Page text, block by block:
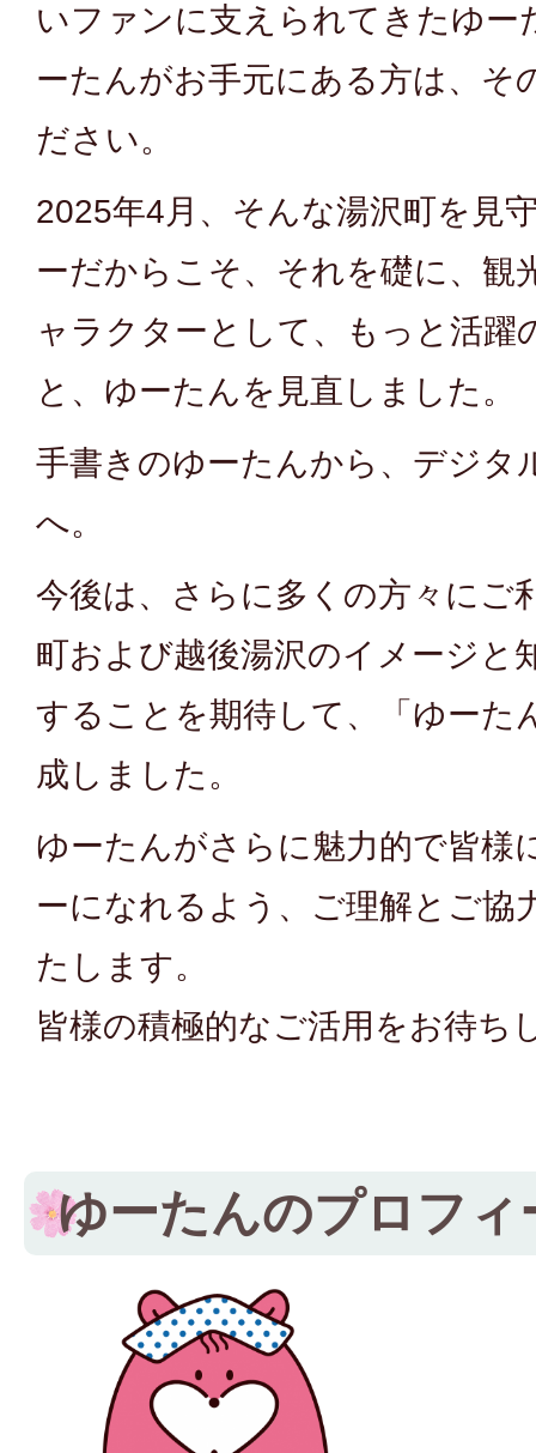
いファンに支えられてきたゆー
ーたんがお手元にある方は、そ
ださい。
2025年4月、そんな湯沢町を見
ーだからこそ、それを礎に、観
ャラクターとして、もっと活躍
と、ゆーたんを見直しました。
手書きのゆーたんから、デジタ
へ。
今後は、さらに多くの方々にご
町および越後湯沢のイメージと
することを期待して、「ゆーた
成しました。
ゆーたんがさらに魅力的で皆様
ーになれるよう、ご理解とご協
たします。
皆様の積極的なご活用をお待ち
ゆーたんのプロフィ